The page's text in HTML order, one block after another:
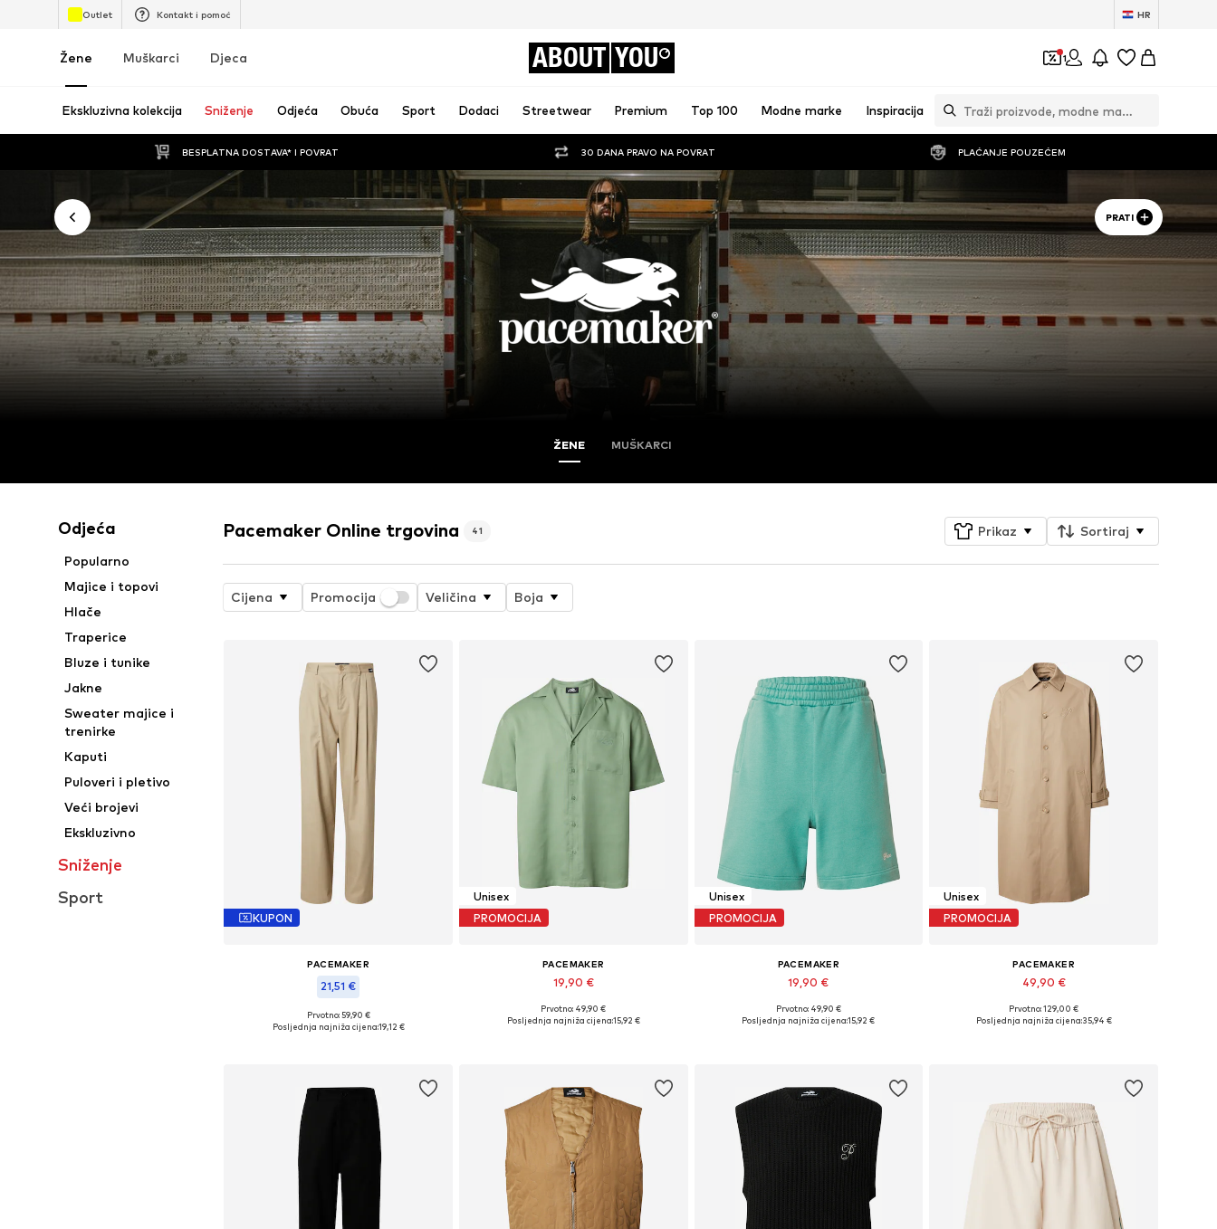
Outlet Kontakt i pomoć HR
Žene Muškarci Djeca ABOUT YOU 1
Ekskluzivna kolekcija Sniženje Odjeća Obuća Sport Dodaci Streetwear Premium Top 100 Modne marke Inspiracija
BESPLATNA DOSTAVA* I POVRAT 30 DANA PRAVO NA POVRAT PLAĆANJE POUZEĆEM
PRATI
ŽENE MUŠKARCI
Odjeća
Popularno
Majice i topovi
Hlače
Traperice
Bluze i tunike
Jakne
Sweater majice i
trenirke
Kaputi
Puloveri i pletivo
Veći brojevi
Ekskluzivno
Sniženje
Sport
Pacemaker Online trgovina 41 Prikaz Sortiraj
Cijena Promocija Veličina Boja
KUPON
PACEMAKER
21,51 €
Dostupne veličine: 34, 36, 38, 40, 42, 44
Prvotno: 59,90 €
Posljednja najniža cijena:19,12 €
Unisex
PROMOCIJA
PACEMAKER
19,90 €
Dostupne veličine: M, L, XL
Prvotno: 49,90 €
Posljednja najniža cijena:15,92 €
Unisex
PROMOCIJA
PACEMAKER
19,90 €
Dostupne veličine: 36, 38, 42
Prvotno: 49,90 €
Posljednja najniža cijena:15,92 €
Unisex
PROMOCIJA
PACEMAKER
49,90 €
Dostupne veličine: M, L, XL, XXL
Prvotno: 129,00 €
Posljednja najniža cijena:35,94 €